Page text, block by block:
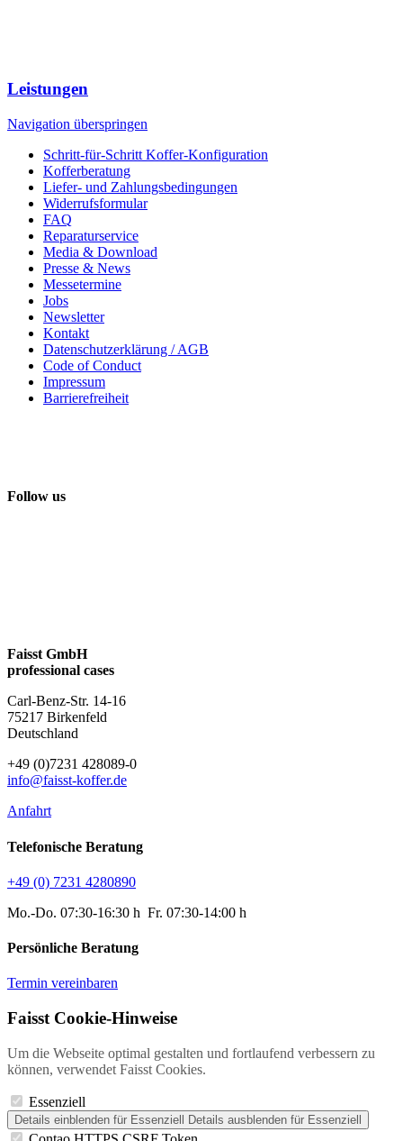
Leistungen
Navigation überspringen
Schritt-für-Schritt Koffer-Konfiguration
Kofferberatung
Liefer- und Zahlungsbedingungen
Widerrufsformular
FAQ
Reparaturservice
Media & Download
Presse & News
Messetermine
Jobs
Newsletter
Kontakt
Datenschutzerklärung / AGB
Code of Conduct
Impressum
Barrierefreiheit
Follow us
Faisst GmbH
professional cases
Carl-Benz-Str. 14-16
75217 Birkenfeld
Deutschland
+49 (0)7231 428089-0
info@faisst-koffer.de
Anfahrt
Telefonische Beratung
+49 (0) 7231 4280890
Mo.-Do. 07:30-16:30 h Fr. 07:30-14:00 h
Persönliche Beratung
Termin vereinbaren
Faisst Cookie-Hinweise
Um die Webseite optimal gestalten und fortlaufend verbessern zu
können, verwendet Faisst Cookies.
Essenziell
Details einblenden für Essenziell Details ausblenden für Essenziell